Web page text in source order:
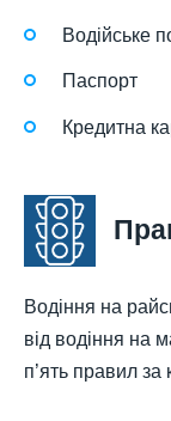
Водійське
Паспорт
Кредитна
Водіння на
від водіння на
п’ять правил за